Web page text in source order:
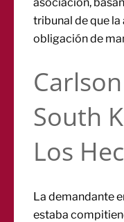
tribunal de que
obligación de
South
Los
La demandante
estaba